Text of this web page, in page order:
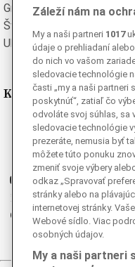
Grécka
Švédska
Ukrajinská
Kde nás nájdete
Facebook
Instagram
Ganjing
Youtube
Twitter
Telegram
RSS
Záleží nám na
My a naši partneri 1017
údaje o prehliadaní
do nich vo vašom
sledovacie technológie
časti „my a naši
poskytnúť“, zatiaľ čo
odvoláte svoj súhlas, sa
sledovacie technológie
prezeráte, nemusia byť
môžete túto ponuku
zmeniť svoje výbery
odkaz „Spravovať
stránky alebo na
internetovej stránky.
Webové sídlo. Viac
osobných údajov.
My a naši partneri